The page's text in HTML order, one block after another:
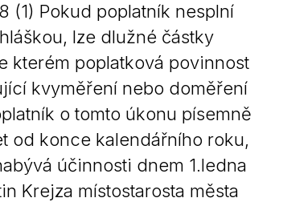
(1) Pokud poplatník nesplní
lze dlužné částky
kterém poplatková povinnost
kvyměření nebo doměření
o tomto úkonu písemně
od konce kalendářního roku,
účinnosti dnem 1.ledna
Krejza místostarosta města